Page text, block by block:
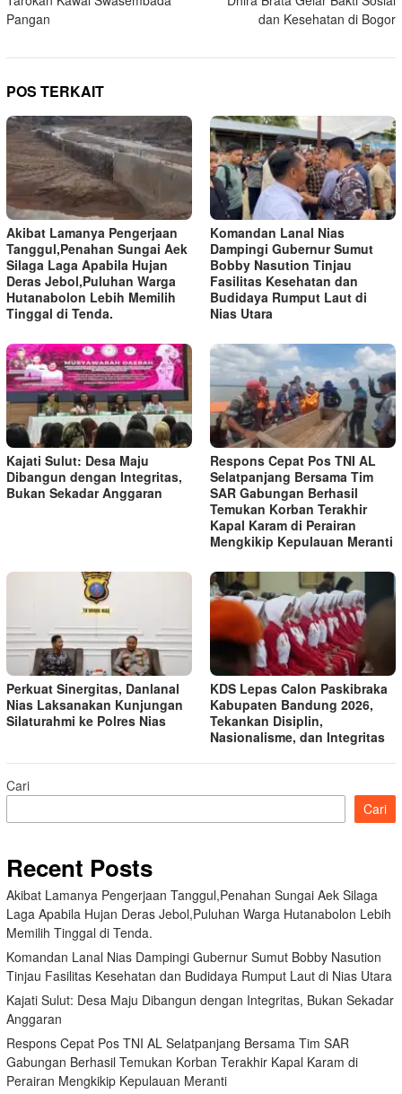
Pangan
dan Kesehatan di Bogor
POS TERKAIT
Akibat Lamanya Pengerjaan
Tanggul,Penahan Sungai Aek
Silaga Laga Apabila Hujan
Deras Jebol,Puluhan Warga
Hutanabolon Lebih Memilih
Tinggal di Tenda.
Komandan Lanal Nias
Dampingi Gubernur Sumut
Bobby Nasution Tinjau
Fasilitas Kesehatan dan
Budidaya Rumput Laut di
Nias Utara
Kajati Sulut: Desa Maju
Dibangun dengan Integritas,
Bukan Sekadar Anggaran
Respons Cepat Pos TNI AL
Selatpanjang Bersama Tim
SAR Gabungan Berhasil
Temukan Korban Terakhir
Kapal Karam di Perairan
Mengkikip Kepulauan Meranti
Perkuat Sinergitas, Danlanal
Nias Laksanakan Kunjungan
Silaturahmi ke Polres Nias
KDS Lepas Calon Paskibraka
Kabupaten Bandung 2026,
Tekankan Disiplin,
Nasionalisme, dan Integritas
Cari
Cari
Recent Posts
Akibat Lamanya Pengerjaan Tanggul,Penahan Sungai Aek Silaga
Laga Apabila Hujan Deras Jebol,Puluhan Warga Hutanabolon Lebih
Memilih Tinggal di Tenda.
Komandan Lanal Nias Dampingi Gubernur Sumut Bobby Nasution
Tinjau Fasilitas Kesehatan dan Budidaya Rumput Laut di Nias Utara
Kajati Sulut: Desa Maju Dibangun dengan Integritas, Bukan Sekadar
Anggaran
Respons Cepat Pos TNI AL Selatpanjang Bersama Tim SAR
Gabungan Berhasil Temukan Korban Terakhir Kapal Karam di
Perairan Mengkikip Kepulauan Meranti